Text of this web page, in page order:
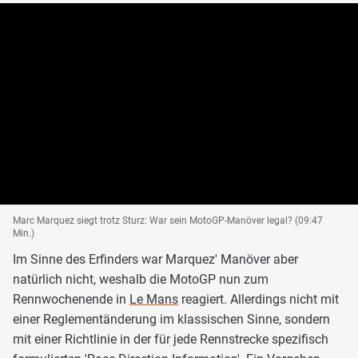
Marc Marquez siegt trotz Sturz: War sein MotoGP-Manöver legal? (09:47
Min.)
Im Sinne des Erfinders war Marquez' Manöver aber
natürlich nicht, weshalb die MotoGP nun zum
Rennwochenende in Le Mans reagiert. Allerdings nicht mit
einer Reglementänderung im klassischen Sinne, sondern
mit einer Richtlinie in der für jede Rennstrecke spezifisch